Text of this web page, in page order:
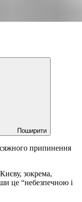
Поширити
припинення
зокрема,
це “небезпечною і